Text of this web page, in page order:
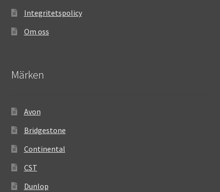
Integritetspolicy
Om oss
Märken
Avon
Bridgestone
Continental
CST
Dunlop